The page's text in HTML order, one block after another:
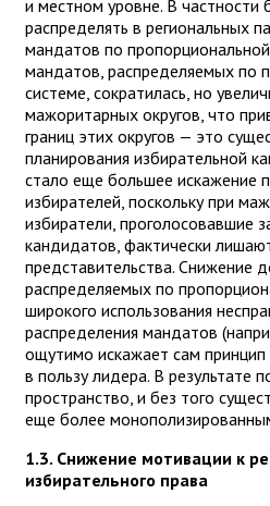
и местном уровне. В частности
распределять в региональных
мандатов по
мандатов, распределяемых по
системе, сократилась, но
мажоритарных округов, что
границ этих округов — это
планирования избирательной
стало еще большее искажение
избирателей, поскольку при
избиратели, проголосовавшие
кандидатов, фактически
представительства. Снижение
распределяемых по
широкого использования
распределения мандатов
ощутимо искажает сам принцип
в пользу лидера. В результате
пространство, и без того
еще более
1.3. Снижение мотивации к
избирательного права